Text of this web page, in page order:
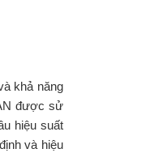
khả năng
được sử
hiệu suất
và hiệu